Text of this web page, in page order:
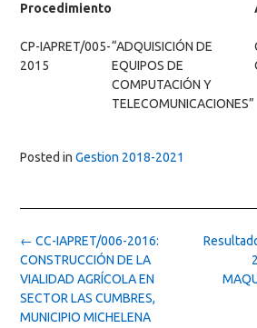
Procedimiento
CP-IAPRET/005-
2015
“ADQUISICIÓN DE
EQUIPOS DE
COMPUTACIÓN Y
TELECOMUNICACIONES”
Posted in Gestion 2018-2021
Post
navigation
← CC-IAPRET/006-2016:
CONSTRUCCIÓN DE LA
VIALIDAD AGRÍCOLA EN
SECTOR LAS CUMBRES,
MUNICIPIO MICHELENA